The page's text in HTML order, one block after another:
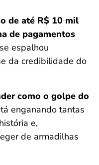
de até R$ 10 mil
de pagamentos
espalhou
da credibilidade do
como o golpe do
enganando tantas
e,
de armadilhas